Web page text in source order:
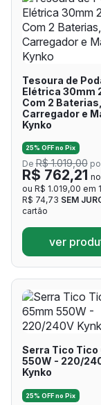
Tesoura de
Elétrica 30mm
Com 2 Baterias,
Carregador e
Kynko
25% OFF no Pix
DeR$ 1.019,00
R$ 762,21
ou R$ 1.019,00 em
R$ 74,73 SEM
cartão
ver
Serra Tico Tico
550W - 220/
Kynko
25% OFF no Pix